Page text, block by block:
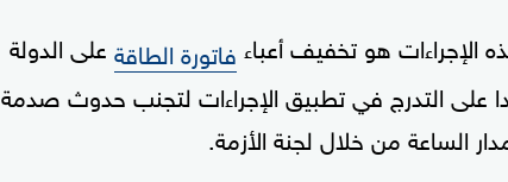
هو تخفيف أعباء فاتورة الطاقة على الدولة
على التدرج في تطبيق الإجراءات لتجنب حدوث صدمة
الساعة من خلال لجنة الأزمة.